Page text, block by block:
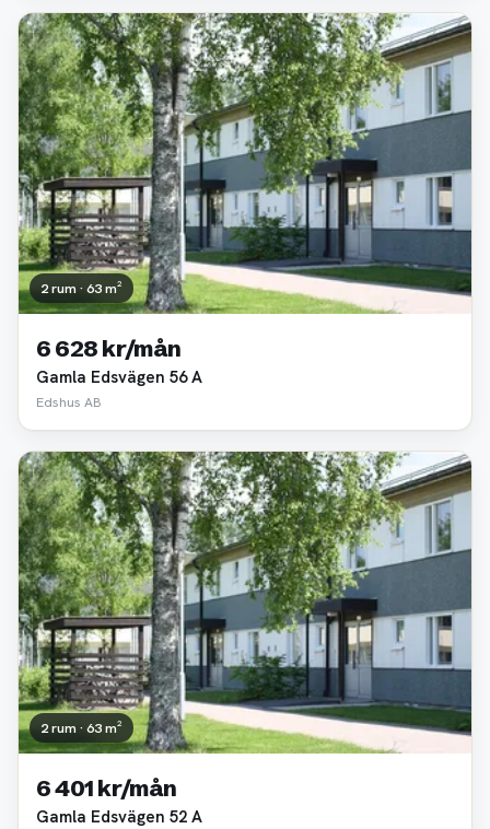
2 rum · 63 m²
6 628 kr/mån
Gamla Edsvägen 56 A
Edshus AB
2 rum · 63 m²
6 401 kr/mån
Gamla Edsvägen 52 A